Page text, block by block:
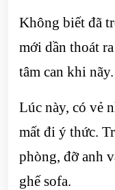
Không biết đã
mới dần thoát
tâm can khi nãy.
Lúc này, có vẻ
mất đi ý thức.
phòng, đỡ anh
ghế sofa.